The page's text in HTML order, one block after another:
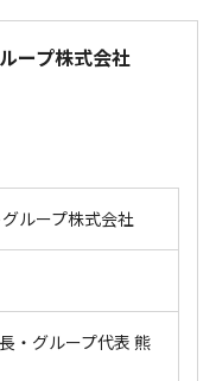
ープ株式会社
ループ株式会社
・グループ代表 熊